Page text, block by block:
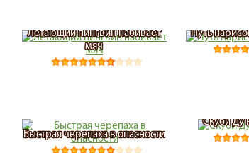
Летающий пингвин набивает
мяч
Путь
Быстрая черепаха в опасности
Скуби Ду